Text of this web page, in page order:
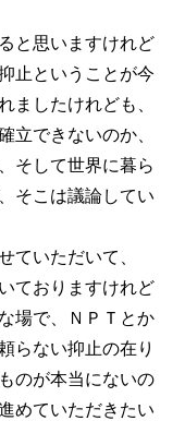
と思いますけれど
止ということが今
ましたけれども、
立できないのか、
そして世界に暮ら
そこは議論してい
ていただいて、
ておりますけれど
場で、ＮＰＴとか
らない抑止の在り
のが本当にないの
めていただきたい